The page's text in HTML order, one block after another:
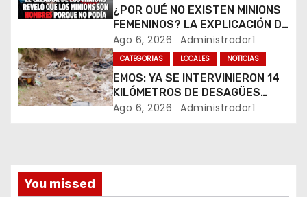
t
r
a
d
¿POR QUÉ NO EXISTEN MINIONS
FEMENINOS? LA EXPLICACIÓN DE
SU CREADOR QUE VOLVIÓ A
VIRALIZARSE
Ago 6, 2026 Administrador1
CATEGORIAS LOCALES NOTICIAS
EMOS: YA SE INTERVINIERON 14
KILÓMETROS DE DESAGÜES
PLUVIALES
Ago 6, 2026 Administrador1
You missed